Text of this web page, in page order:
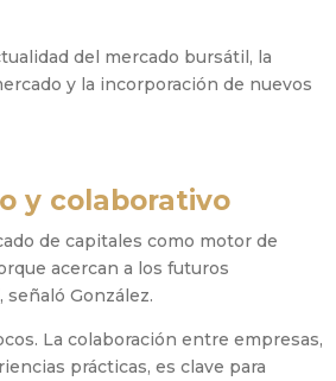
del mercado bursátil, la
y la incorporación de nuevos
y colaborativo
de capitales como motor de
acercan a los futuros
González.
La colaboración entre empresas,
prácticas, es clave para